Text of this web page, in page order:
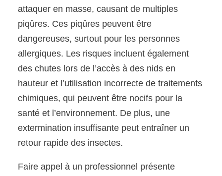
attaquer en masse, causant de multiples
piqûres. Ces piqûres peuvent être
dangereuses, surtout pour les personnes
allergiques. Les risques incluent également
des chutes lors de l’accès à des nids en
hauteur et l’utilisation incorrecte de traitements
chimiques, qui peuvent être nocifs pour la
santé et l’environnement. De plus, une
extermination insuffisante peut entraîner un
retour rapide des insectes.
Faire appel à un professionnel présente